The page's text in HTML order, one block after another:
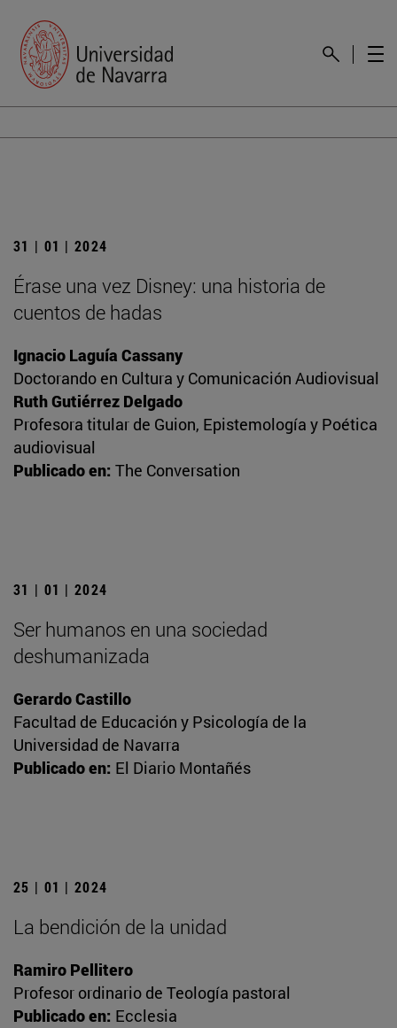
31 | 01 | 2024
Érase una vez Disney: una historia de
cuentos de hadas
Ignacio Laguía Cassany
Doctorando en Cultura y Comunicación Audiovisual
Ruth Gutiérrez Delgado
Profesora titular de Guion, Epistemología y Poética
audiovisual
Publicado en: The Conversation
31 | 01 | 2024
Ser humanos en una sociedad
deshumanizada
Gerardo Castillo
Facultad de Educación y Psicología de la
Universidad de Navarra
Publicado en: El Diario Montañés
25 | 01 | 2024
La bendición de la unidad
Ramiro Pellitero
Profesor ordinario de Teología pastoral
Publicado en: Ecclesia